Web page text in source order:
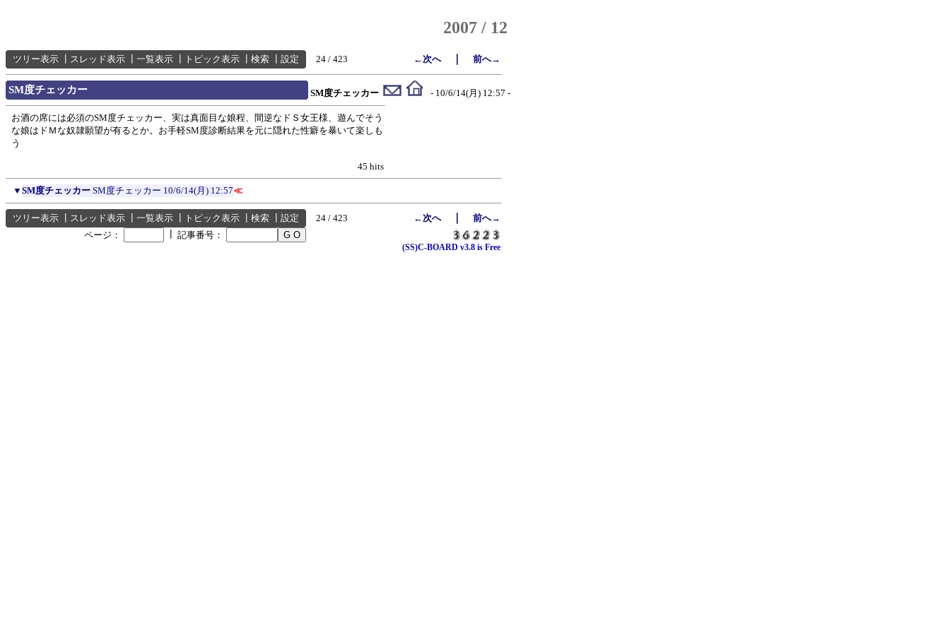
2007 / 12
ツリー表示 スレッド表示 一覧表示 トピック表示 検索 設定 24 / 423 ←次へ｜ 前へ→
SM度チェッカー SM度チェッカー - 10/6/14(月) 12:57 -
お酒の席には必須のSM度チェッカー、実は真面目な娘程、間逆なドＳ女王様、遊んでそう
な娘はドＭな奴隷願望が有るとか。お手軽SM度診断結果を元に隠れた性癖を暴いて楽しも
う
45 hits
▼ SM度チェッカー SM度チェッカー 10/6/14(月) 12:57≪
ツリー表示 スレッド表示 一覧表示 トピック表示 検索 設定 24 / 423 ←次へ｜ 前へ→
ページ：
記事番号：
(SS)C-BOARD v3.8 is Free